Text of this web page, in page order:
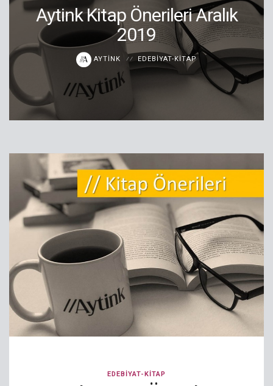
Aytink Kitap Önerileri Aralık
2019
AYTINK EDEBIYAT-KITAP
EDEBIYAT-KITAP